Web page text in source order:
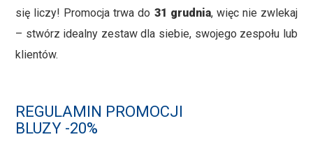
się liczy! Promocja trwa do 31 grudnia, więc nie zwlekaj
– stwórz idealny zestaw dla siebie, swojego zespołu lub
klientów.
REGULAMIN PROMOCJI
BLUZY -20%